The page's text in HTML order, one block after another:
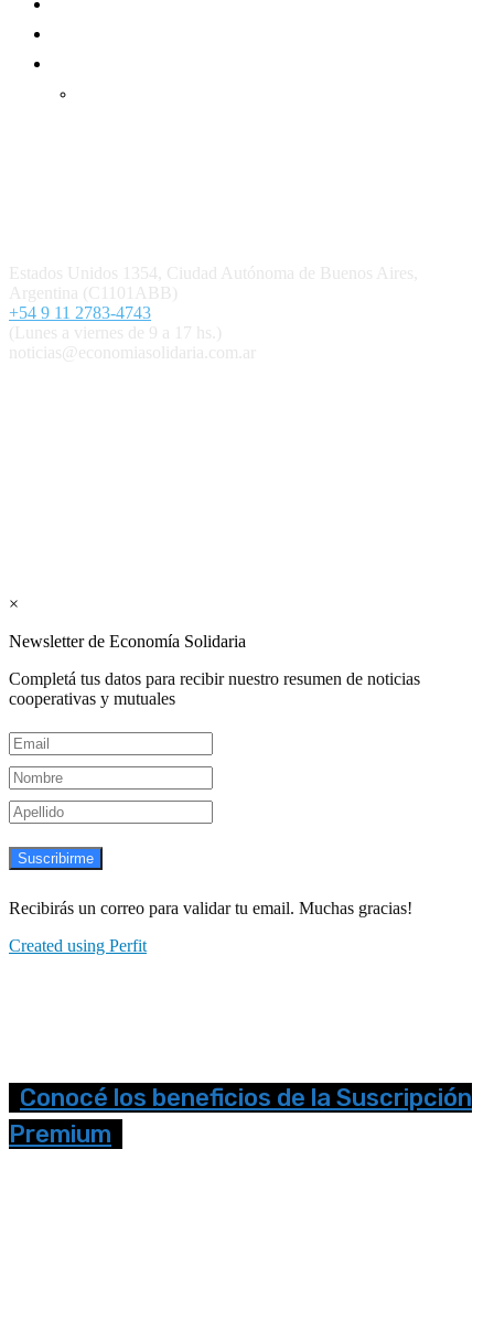
Estados Unidos 1354, Ciudad Autónoma de Buenos Aires,
Argentina (C1101ABB)
+54 9 11 2783-4743
(Lunes a viernes de 9 a 17 hs.)
noticias@economiasolidaria.com.ar
×
Newsletter de Economía Solidaria
Completá tus datos para recibir nuestro resumen de noticias
cooperativas y mutuales
Suscribirme
Recibirás un correo para validar tu email. Muchas gracias!
Created using Perfit
Conocé los beneficios de la Suscripción
Premium